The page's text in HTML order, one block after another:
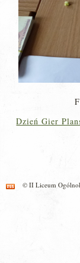
Dzień Gier
© II Liceum